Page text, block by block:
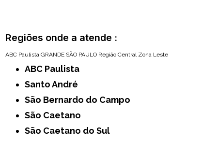
Regiões onde a atende :
ABC Paulista GRANDE SÃO PAULO Região Central Zona Leste
ABC Paulista
Santo André
São Bernardo do Campo
São Caetano
São Caetano do Sul